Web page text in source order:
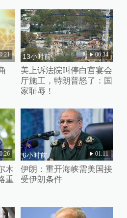
13小时前 00:34
美上诉法院叫停白宫宴会
厅施工，特朗普怒了：国
家耻辱！
木
重
6小时前 01:11
伊朗：重开海峡需美国接
受伊朗条件